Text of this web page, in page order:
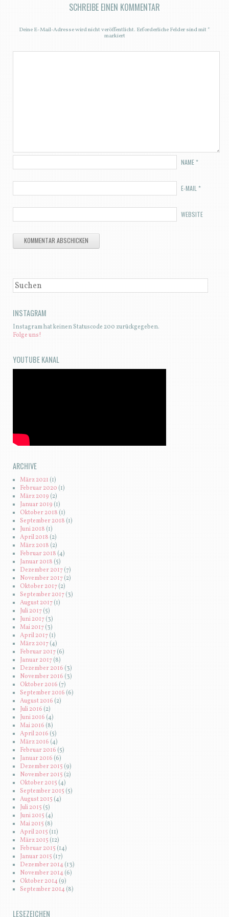
SCHREIBE EINEN KOMMENTAR
Deine E-Mail-Adresse wird nicht veröffentlicht. Erforderliche Felder sind mit*
markiert
NAME*
E-MAIL *
WEBSITE
SUCHEN
INSTAGRAM
Instagram hat keinen Statuscode 200 zurückgegeben.
Folge uns!
YOUTUBE KANAL
ARCHIVE
März 2021(1)
Februar 2020 (1)
März 2019 (2)
Januar 2019 (1)
Oktober 2018 (1)
September 2018 (1)
Juni 2018 (1)
April 2018 (2)
März 2018 (2)
Februar 2018(4)
Januar 2018 (5)
Dezember 2017(7)
November 2017(2)
Oktober 2017(2)
September 2017(3)
August 2017(1)
Juli 2017(5)
Juni 2017(3)
Mai 2017(3)
April 2017(1)
März 2017(4)
Februar 2017(6)
Januar 2017(8)
Dezember 2016 (3)
November 2016 (3)
Oktober 2016 (7)
September 2016 (6)
August 2016(2)
Juli 2016 (2)
Juni 2016 (4)
Mai 2016 (8)
April 2016 (5)
März 2016 (4)
Februar 2016(5)
Januar 2016 (6)
Dezember 2015 (9)
November 2015 (2)
Oktober 2015 (4)
September 2015 (5)
August 2015 (4)
Juli 2015 (5)
Juni 2015 (4)
Mai 2015(8)
April 2015 (11)
März 2015(12)
Februar 2015 (14)
Januar 2015 (17)
Dezember 2014(13)
November 2014(6)
Oktober 2014(9)
September 2014(8)
LESEZEICHEN